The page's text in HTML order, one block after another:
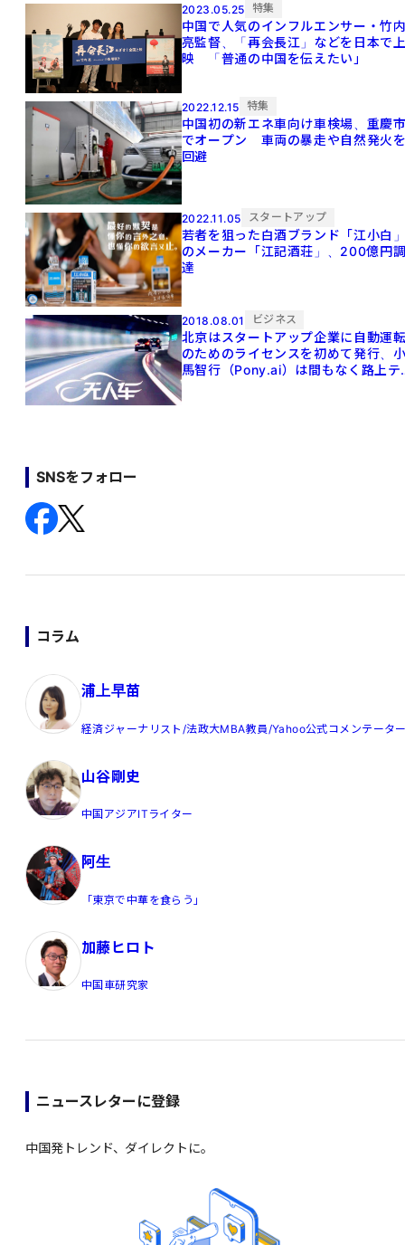
2023.05.25 特集
中国で人気のインフルエンサー・竹
亮監督、「再会長江」などを日本で
映 「普通の中国を伝えたい」
2022.12.15 特集
中国初の新エネ車向け車検場、重慶
でオープン 車両の暴走や自然発火
回避
2022.11.05 スタートアップ
若者を狙った白酒ブランド「江小白
のメーカー「江記酒荘」、200億円
達
2018.08.01 ビジネス
北京はスタートアップ企業に自動運
のためのライセンスを初めて発行、
馬智行（Pony.ai）は間もなく路上テ
ト開始
SNSをフォロー
コラム
浦上早苗
経済ジャーナリスト/法政大MBA教員/Yahoo公式コメンテータ
山谷剛史
中国アジアITライター
阿生
「東京で中華を食らう」
加藤ヒロト
中国車研究家
ニュースレターに登録
中国発トレンド、ダイレクトに。